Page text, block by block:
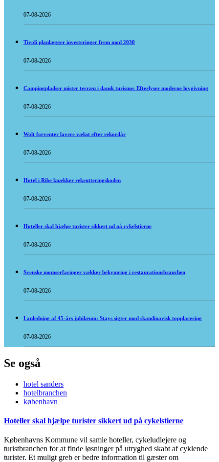
07-08-2026
Tivoli planlægger investeringer frem mod 2030
07-08-2026
Campingpladser mister terræn i dansk turisme: Efterlyser moderne lovgivning
07-08-2026
Wolt forventer lavere vækst efter rekordår
07-08-2026
Hotel i Ribe knækker rekrutteringskoden
07-08-2026
Hoteller skal hjælpe turister sikkert ud på cykelstierne
07-08-2026
Svenske momserfaringer vækker bekymring i restaurationsbranchen
07-08-2026
I anledning af 45-års jubilæum: Stays sigter mod skandinavisk topplacering
07-08-2026
Se også
hotel sanders
hotelbranchen
københavn
Hoteller skal hjælpe turister sikkert ud på cykelstierne
Københavns Kommune vil samle hoteller, cykeludlejere og
turistbranchen for at finde løsninger på utryghed skabt af cyklende
turister. Et muligt greb er bedre information til gæster om